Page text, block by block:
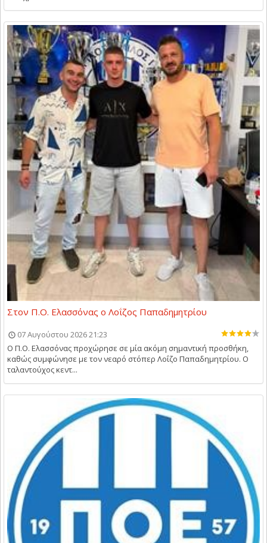
Στον Π.Ο. Ελασσόνας ο Λοΐζος Παπαδημητρίου
07 Αυγούστου 2026 21:23
Ο Π.Ο. Ελασσόνας προχώρησε σε μία ακόμη σημαντική προσθήκη,
καθώς συμφώνησε με τον νεαρό στόπερ Λοΐζο Παπαδημητρίου. Ο
ταλαντούχος κεντ...